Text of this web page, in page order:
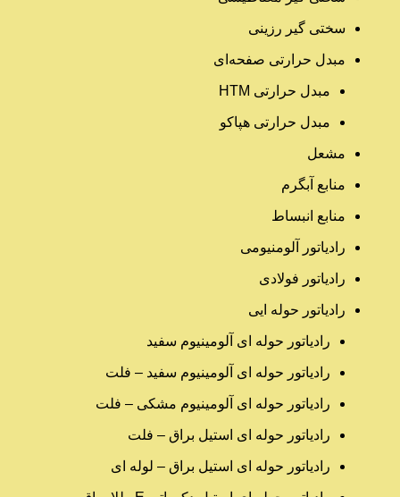
سختی گیر رزینی
مبدل حرارتی صفحه‌ای
مبدل حرارتی HTM‎
مبدل حرارتی هپاکو
مشعل
منابع آبگرم
منابع انبساط
رادیاتور آلومنیومی
رادیاتور فولادی
رادیاتور حوله ایی
رادیاتور حوله ای آلومینیوم سفید
رادیاتور حوله ای آلومینیوم سفید – فلت
رادیاتور حوله ای آلومینیوم مشکی – فلت
رادیاتور حوله ای استیل براق – فلت
رادیاتور حوله ای استیل براق – لوله ای